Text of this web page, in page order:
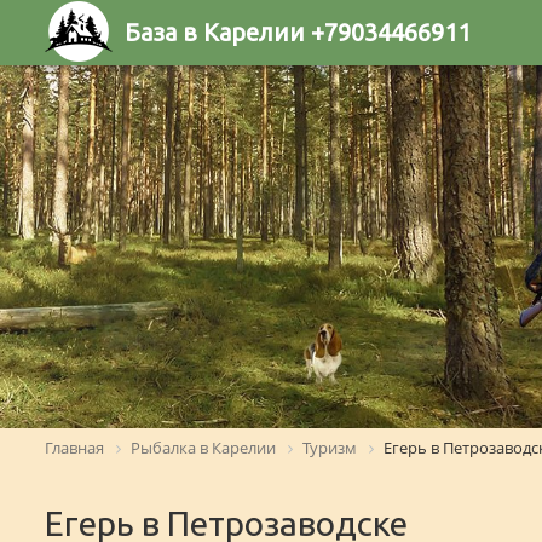
База в Карелии +79034466911
Главная Рыбалка в Карелии Туризм Егерь в
Егерь в Петрозаводске